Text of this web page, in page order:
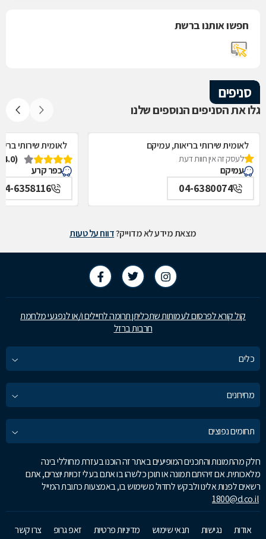
חפשו אותנו ברשת
סניפים
גלו את הסניפים הנוספים שלנו
לאומית שירותי בריאות, עמיקם
לעסק זה אין חוות דעת
עמיקם
04-6380074
לאומית שירותי
(4.0)
כפר קרע
6358116
מצאת מידע לא מדוייק?דווח על טעות
קול קורא לפרסום לעמותות שתכליתן תרומה לחיילים ו/או לנפגעי מלחמת
חרבות ברזל
כלים
מחירונים
תחומים נפוצים
חלק מהתמונות והתכנים המופיעים באתר זה הוכנו בעזרת מחוללי בינה
מלאכותית. אם זיהיתם תמונה או תוכן כלשהו בו אתם בעלי זכויות יוצרים, אתם
רשאים לפנות אלינו ולבקש לחדול משימוש בו, באמצעות כתובת המייל
1800@d.co.il
אודות נגישות תנאי שימוש מדיניות פרטיות זאפ גרופ צרו קשר